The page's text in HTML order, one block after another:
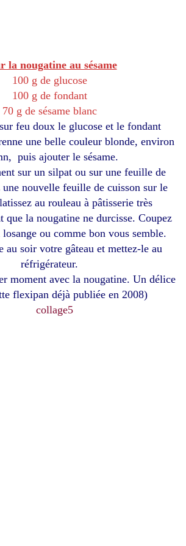
la nougatine au sésame
100 g de glucose
100 g de fondant
70 g de sésame blanc
feu doux le glucose et le fondant
une belle couleur blonde, environ
puis ajouter le sésame.
sur un silpat ou sur une feuille de
une nouvelle feuille de cuisson sur le
au rouleau à pâtisserie très
que la nougatine ne durcisse. Coupez
ou comme bon vous semble.
au soir votre gâteau et mettez-le au
réfrigérateur.
moment avec la nougatine. Un délice
flexipan déjà publiée en 2008)